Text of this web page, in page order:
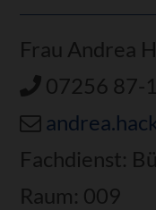
Frau Andrea
07256 87-
Fachdienst:
Raum: 009